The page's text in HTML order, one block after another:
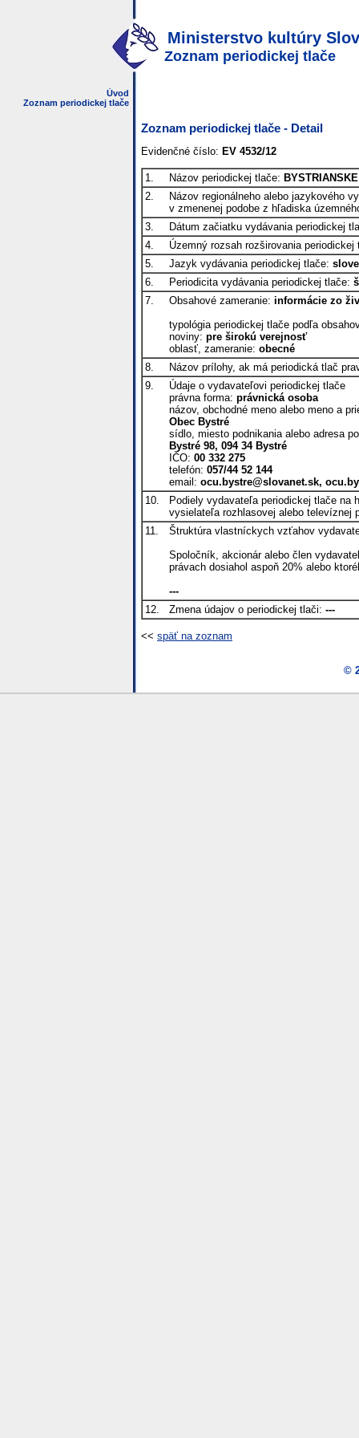
Ministerstvo kultúry
Zoznam periodickej tlače
Zoznam periodickej tlače - Detail
Evidenčné číslo: EV 4532/12
1. Názov periodickej tlače:
2.
Názov regionálneho alebo jazykového
v zmenenej podobe z hľadiska
3.
Dátum začiatku vydávania periodickej
4.
Územný rozsah rozširovania
5.
Jazyk vydávania periodickej tlače:
6.
Periodicita vydávania periodickej tlače:
7.
Obsahové zameranie: informácie zo
typológia periodickej tlače podľa
noviny: pre širokú verejnosť
oblasť, zameranie: obecné
8.
Názov prílohy, ak má periodická tlač
9.
Údaje o vydavateľovi periodickej tlače
právna forma: právnická osoba
názov, obchodné meno alebo meno a
Obec Bystré
sídlo, miesto podnikania alebo adresa
Bystré 98, 094 34 Bystré
IČO: 00 332 275
telefón: 057/44 52 144
email: ocu.bystre@slovanet.sk,
10.
Podiely vydavateľa periodickej tlače na
vysielateľa rozhlasovej alebo televíznej
11.
Štruktúra vlastníckych vzťahov
Spoločník, akcionár alebo člen
právach dosiahol aspoň 20% alebo
---
12.
Zmena údajov o periodickej tlači: ---
<< späť na zoznam
Úvod
Zoznam periodickej tlače
©